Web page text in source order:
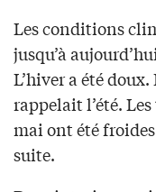
Les conditions
jusqu’à
L’hiver a été
rappelait l’été.
mai ont été
suite.